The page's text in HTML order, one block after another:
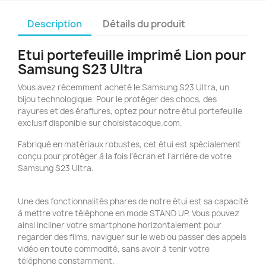
Description Détails du produit
Etui portefeuille imprimé Lion pour
Samsung S23 Ultra
Vous avez récemment acheté le Samsung S23 Ultra, un
bijou technologique. Pour le protéger des chocs, des
rayures et des éraflures, optez pour notre étui portefeuille
exclusif disponible sur choisistacoque.com.
Fabriqué en matériaux robustes, cet étui est spécialement
conçu pour protéger à la fois l'écran et l'arrière de votre
Samsung S23 Ultra.
Une des fonctionnalités phares de notre étui est sa capacité
à mettre votre téléphone en mode STAND UP. Vous pouvez
ainsi incliner votre smartphone horizontalement pour
regarder des films, naviguer sur le web ou passer des appels
vidéo en toute commodité, sans avoir à tenir votre
téléphone constamment.